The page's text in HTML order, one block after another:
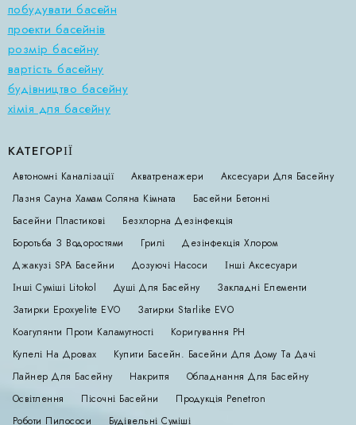
побудувати басейн
проекти басейнів
розмір басейну
вартість басейну
будівництво басейну
хімія для басейну
КАТЕГОРІЇ
Автономні Каналізації Акватренажери
Аксесуари Для Басейну
Лазня Сауна Хамам Соляна Кімната
Басейни Бетонні
Басейни Пластикові
Безхлорна Дезінфекція
Боротьба З Водоростями
Грилі
Дезінфекція Хлором
Джакузі SPA Басейни
Дозуючі Насоси
Інші Аксесуари
Інші Суміші Litokol
Душі Для Басейну
Закладні Елементи
Затирки Epoxyelite EVO
Затирки Starlike EVO
Коагулянти Проти Каламутності
Коригування РН
Купелі На Дровах
Купити Басейн. Басейни Для Дому Та Дачі
Лайнер Для Басейну
Накриття
Обладнання Для Басейну
Освітлення
Пісочні Басейни
Продукція Penetron
Роботи Пилососи
Будівельні Суміші